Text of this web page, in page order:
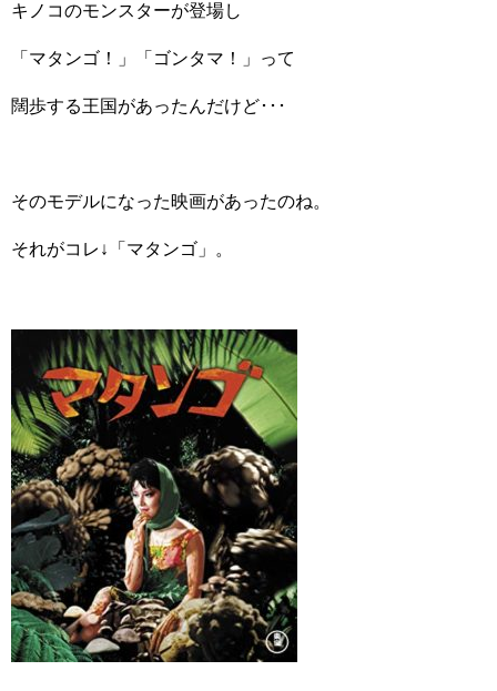
キノコのモンスターが登場し
「マタンゴ！」「ゴンタマ！」って
闊歩する王国があったんだけど･･･
そのモデルになった映画があったのね。
それがコレ↓「マタンゴ」。